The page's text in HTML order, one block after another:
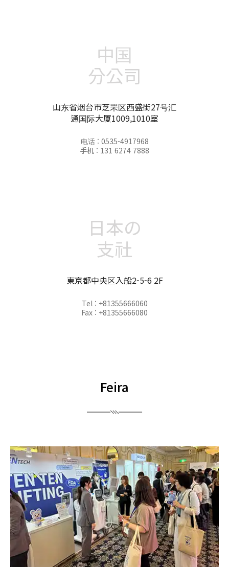
中国
分公司
山东省烟台市芝罘区西盛街27号汇
通国际大厦1009,1010室
电话 : 0535-4917968
手机 : 131 6274 7888
日本の
支社
東京都中央区入船2-5-6 2F
Tel : +81355666060
Fax : +81355666080
Feira